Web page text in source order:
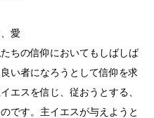
愛
ちの信仰においてもしばしば
い者になろうとして信仰を求
エスを信じ、従おうとする、
です。主イエスが与えようと